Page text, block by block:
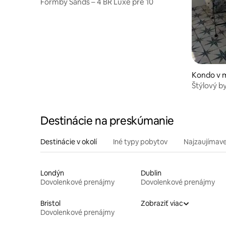
Kondo v
Štýlový
Destinácie na preskúmanie
Destinácie v okolí Iné typy pobytov
Londýn
Dovolenkové prenájmy
Dublin
Dovolenkové prenájmy
Bristol
Dovolenkové prenájmy
Zobraziť viac